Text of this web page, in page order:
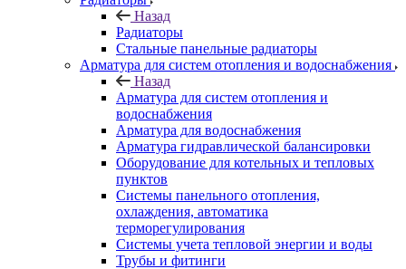
Назад
Радиаторы
Стальные панельные радиаторы
Арматура для систем отопления и водоснабжения
Назад
Арматура для систем отопления и
водоснабжения
Арматура для водоснабжения
Арматура гидравлической балансировки
Оборудование для котельных и тепловых
пунктов
Системы панельного отопления,
охлаждения, автоматика
терморегулирования
Системы учета тепловой энергии и воды
Трубы и фитинги